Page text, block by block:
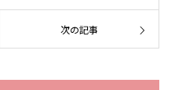
次の記事